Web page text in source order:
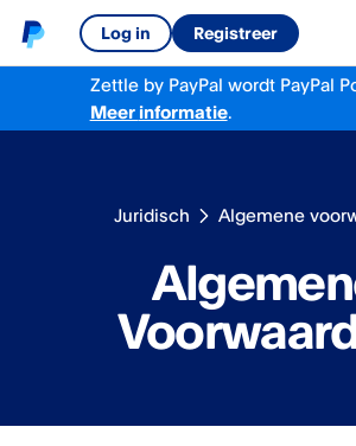
Log in Registreer
Zettle by PayPal wordtPayPal
Meer informatie.
Juridisch Algemene